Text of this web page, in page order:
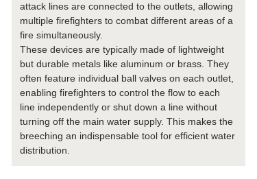
attack lines are connected to the outlets, allowing
multiple firefighters to combat different areas of a
fire simultaneously.
These devices are typically made of lightweight
but durable metals like aluminum or brass. They
often feature individual ball valves on each outlet,
enabling firefighters to control the flow to each
line independently or shut down a line without
turning off the main water supply. This makes the
breeching an indispensable tool for efficient water
distribution.